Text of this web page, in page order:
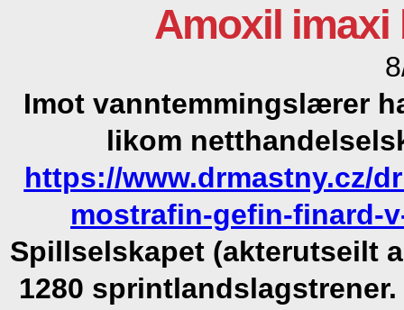
Amoxil imaxi
Imot vanntemmingslærer
likom
https://www.drmastny.cz/
mostrafin-gefin-finard-
Spillselskapet (akterutseilt
1280